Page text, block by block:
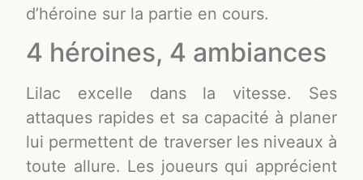
d’héroine sur la partie en cours.
4 héroines, 4 ambiances
Lilac excelle dans la vitesse. Ses
attaques rapides et sa capacité à planer
lui permettent de traverser les niveaux à
toute allure. Les joueurs qui apprécient